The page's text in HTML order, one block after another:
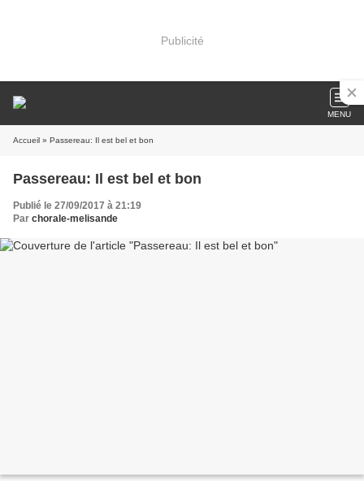
Publicité
MENU
Accueil » Passereau: Il est bel et bon
Passereau: Il est bel et bon
Publié le 27/09/2017 à 21:19
Par chorale-melisande